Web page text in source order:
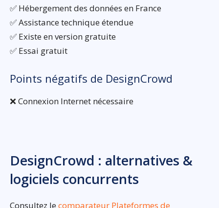
✅ Hébergement des données en France
✅ Assistance technique étendue
✅ Existe en version gratuite
✅ Essai gratuit
Points négatifs de DesignCrowd
❌ Connexion Internet nécessaire
DesignCrowd : alternatives &
logiciels concurrents
Consultez lecomparateur Plateformes de